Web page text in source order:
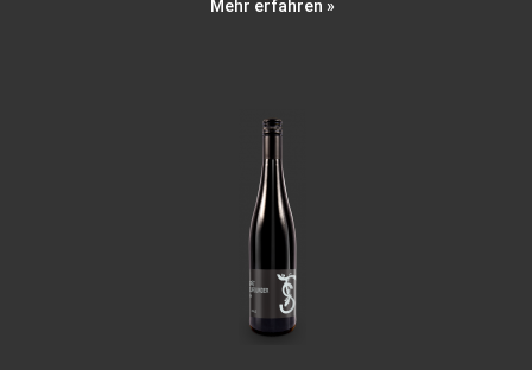
Mehr erfahren »